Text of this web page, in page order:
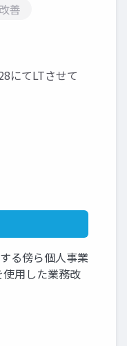
善
にてLTさせて
る傍ら個人事業
用した業務改